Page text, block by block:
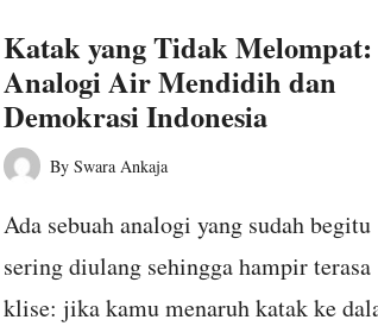
Katak yang Tidak Melompat:
Analogi Air Mendidih dan
Demokrasi Indonesia
Posted
By Swara Ankaja
Ada sebuah analogi yang sudah begitu
sering diulang sehingga hampir terasa
klise: jika kamu menaruh katak ke